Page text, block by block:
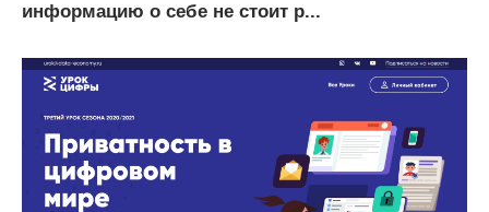
информацию о себе не стоит р...